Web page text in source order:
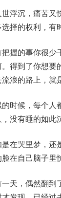
沉，痛苦又快
择的权利，有
的事你很少干
得到了你想要
浪的路上，就
候，每个人都
没有睡的如此
哭里梦，还是
在自己脑子里
，偶然翻到了